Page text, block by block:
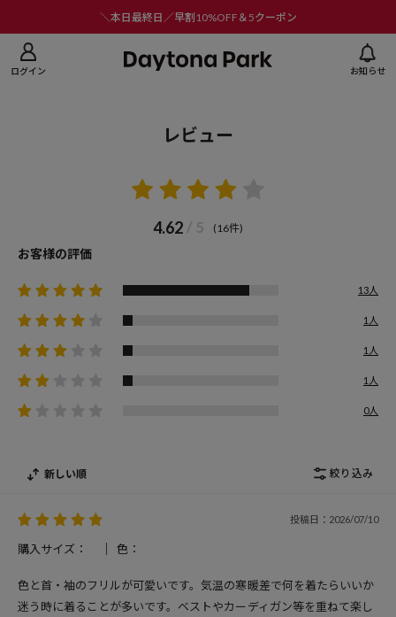
＼本日最終日／早割10%OFF＆5クーポン
ログイン お知らせ
レビュー
4.62 / 5 (16件)
お客様の評価
13人
1人
1人
1人
0人
新しい順 絞り込み
投稿日：2026/07/10
購入サイズ： 色：
色と首・袖のフリルが可愛いです。気温の寒暖差で何を着たらいいか
迷う時に着ることが多いです。ベストやカーディガン等を重ねて楽し